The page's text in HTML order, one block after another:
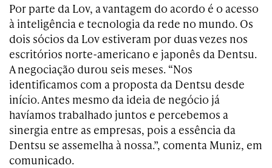
Por parte da Lov, a vantagem do acordo é o acesso
à inteligência e tecnologia da rede no mundo. Os
dois sócios da Lov estiveram por duas vezes nos
escritórios norte-americano e japonês da Dentsu.
A negociação durou seis meses. “Nos
identificamos com a proposta da Dentsu desde
início. Antes mesmo da ideia de negócio já
havíamos trabalhado juntos e percebemos a
sinergia entre as empresas, pois a essência da
Dentsu se assemelha à nossa.”, comenta Muniz, em
comunicado.